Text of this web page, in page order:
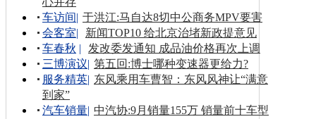
车访间| 于洪江:马自达8切中公商务MPV要害
会客室|
新闻TOP10 给北京治堵新政提意见
车春秋 |
发改委发通知 成品油价格再次上调
三博演议| 第五回:博士哪种变速器更给力?
服务精英| 东风乘用车曹智：东风风神让“满意
到家”
汽车销量| 中汽协:9月销量155万 销量前十车型